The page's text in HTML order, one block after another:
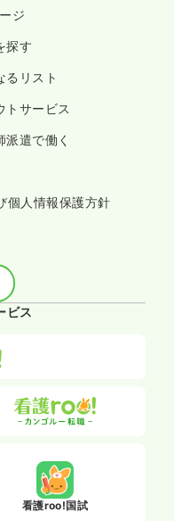
ジ
探す
るリスト
トサービス
派遣で働く
個人情報保護方針
ビス
看護roo!国試